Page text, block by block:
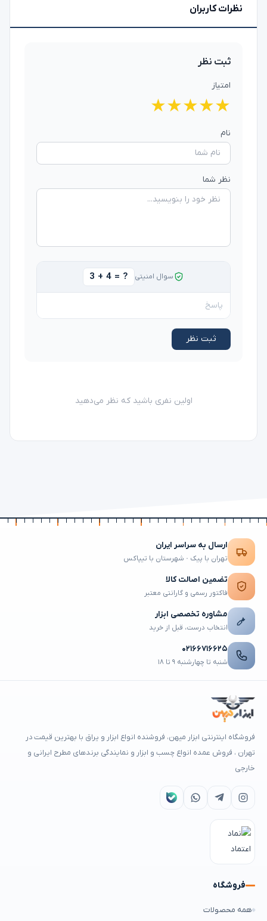
نظرات کاربران
ثبت نظر
امتیاز
★
★
★
★
★
نام
نظر شما
سوال امنیتی 3 + 4 = ?
ثبت نظر
اولین نفری باشید که نظر می‌دهید
ارسال به سراسر ایران
تهران با پیک · شهرستان با تیپاکس
تضمین اصالت کالا
فاکتور رسمی و گارانتی معتبر
مشاوره تخصصی ابزار
انتخاب درست، قبل از خرید
۰۲۱۶۶۷۱۶۶۲۵
شنبه تا چهارشنبه ۹ تا ۱۸
فروشگاه اینترنتی ابزار میهن، فروشنده انواع ابزار و یراق با بهترین قیمت در
تهران ، فروش عمده انواع چسب و ابزار و نمایندگی برندهای مطرح ایرانی و
خارجی
فروشگاه
همه محصولات